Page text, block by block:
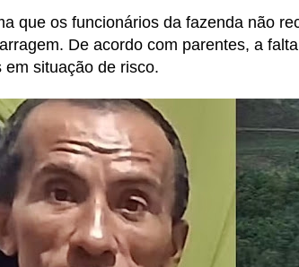
que os funcionários da fazenda não
De acordo com parentes, a
em situação de risco.